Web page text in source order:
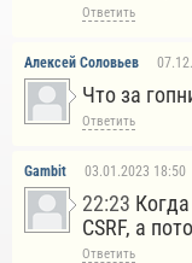
Ответить
Алексей Соловьев
Что за
Ответить
Gambit 03.01.2023 18:50
22:23
CSRF, а
Ответить